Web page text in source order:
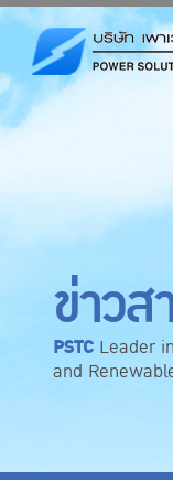
ข่าว
PSTCLeader
and